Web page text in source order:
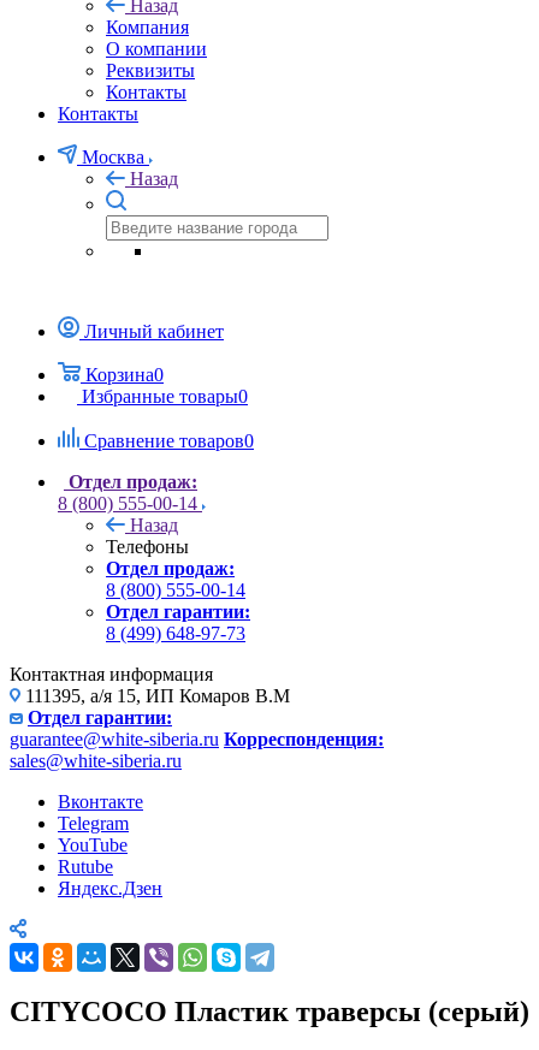
Назад
Компания
О компании
Реквизиты
Контакты
Контакты
Москва
Назад
Личный кабинет
Корзина0
Избранные товары0
Сравнение товаров0
Отдел продаж:
8 (800) 555-00-14
Назад
Телефоны
Отдел продаж:
8 (800) 555-00-14
Отдел гарантии:
8 (499) 648-97-73
Контактная информация
111395, а/я 15, ИП Комаров В.М
Отдел гарантии:
guarantee@white-siberia.ru Корреспонденция:
sales@white-siberia.ru
Вконтакте
Telegram
YouTube
Rutube
Яндекс.Дзен
CITYCOCO Пластик траверсы (серый)